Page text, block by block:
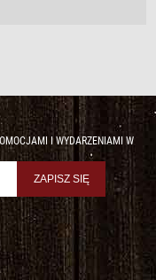
I WYDARZENIAMI W